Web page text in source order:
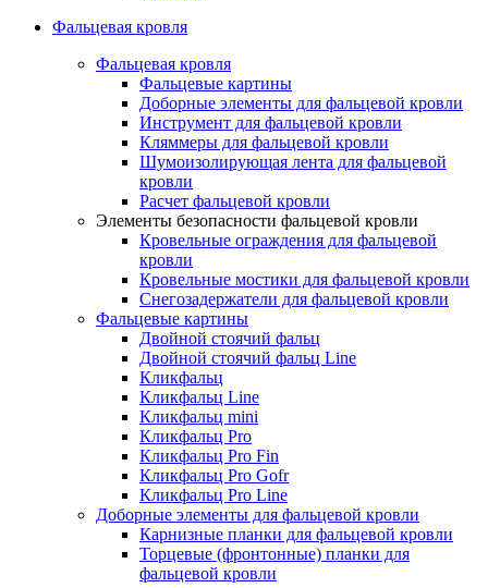
Фальцевая кровля
Фальцевая кровля
Фальцевые картины
Доборные элементы для фальцевой кровли
Инструмент для фальцевой кровли
Кляммеры для фальцевой кровли
Шумоизолирующая лента для фальцевой
кровли
Расчет фальцевой кровли
Элементы безопасности фальцевой кровли
Кровельные ограждения для фальцевой
кровли
Кровельные мостики для фальцевой кровли
Снегозадержатели для фальцевой кровли
Фальцевые картины
Двойной стоячий фальц
Двойной стоячий фальц Line
Кликфальц
Кликфальц Line
Кликфальц mini
Кликфальц Pro
Кликфальц Pro Fin
Кликфальц Pro Gofr
Кликфальц Pro Line
Доборные элементы для фальцевой кровли
Карнизные планки для фальцевой кровли
Торцевые (фронтонные) планки для
фальцевой кровли